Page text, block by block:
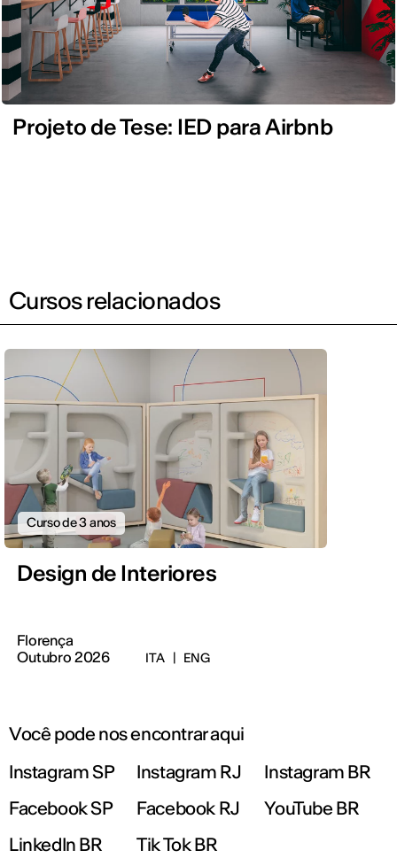
Projeto de Tese: IED para Airbnb
Cursos relacionados
Curso de 3 anos
Design de Interiores
Florença
Outubro 2026
ITA | ENG
Você pode nos encontrar aqui
Instagram SP
Instagram RJ
Instagram BR
Facebook SP
Facebook RJ
YouTube BR
LinkedIn BR
Tik Tok BR